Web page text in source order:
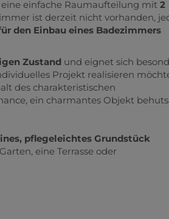
einfache Raumaufteilung mit 2
ist derzeit nicht vorhanden,
den Einbau eines Badezimmers
Zustand und eignet sich
Projekt realisieren
des charakteristischen
ein charmantes Objekt
pflegeleichtes Grundstück
eine Terrasse oder